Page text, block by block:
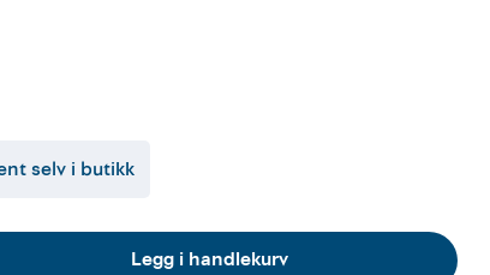
selv i butikk
Legg i handlekurv